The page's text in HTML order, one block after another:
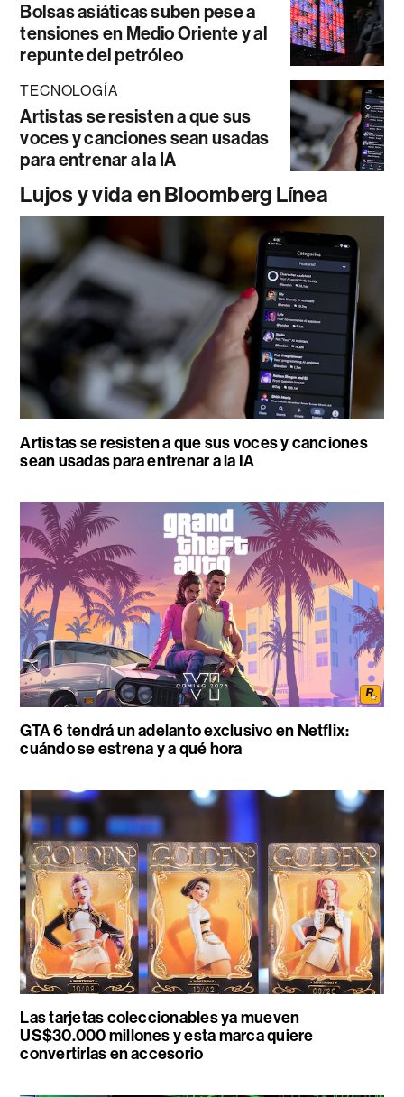
Bolsas asiáticas suben pese a
tensiones en Medio Oriente y al
repunte del petróleo
TECNOLOGÍA
Artistas se resisten a que sus
voces y canciones sean usadas
para entrenar a la IA
Lujos y vida en Bloomberg Línea
Artistas se resisten a que sus voces y canciones
sean usadas para entrenar a la IA
GTA 6 tendrá un adelanto exclusivo en Netflix:
cuándo se estrena y a qué hora
Las tarjetas coleccionables ya mueven
US$30.000 millones y esta marca quiere
convertirlas en accesorio